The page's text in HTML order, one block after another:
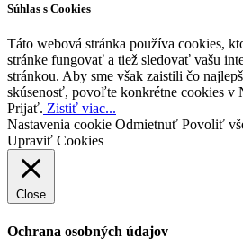
Súhlas s Cookies
Táto webová stránka používa cookies,
stránke fungovať a tiež sledovať vašu
stránkou. Aby sme však zaistili čo
skúsenosť, povoľte konkrétne cookies v
Prijať. Zistiť viac...
Nastavenia cookie Odmietnuť Povoliť
Upraviť Cookies
Close
Ochrana osobných údajov